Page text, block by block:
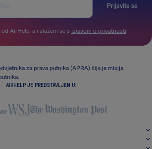
Prijavite se
AirHelp-a i slažem se s Izjavom o privatnosti.
za prava putnika (APRA) čija je misija
AIRHELP JE PREDSTAVLJEN U: